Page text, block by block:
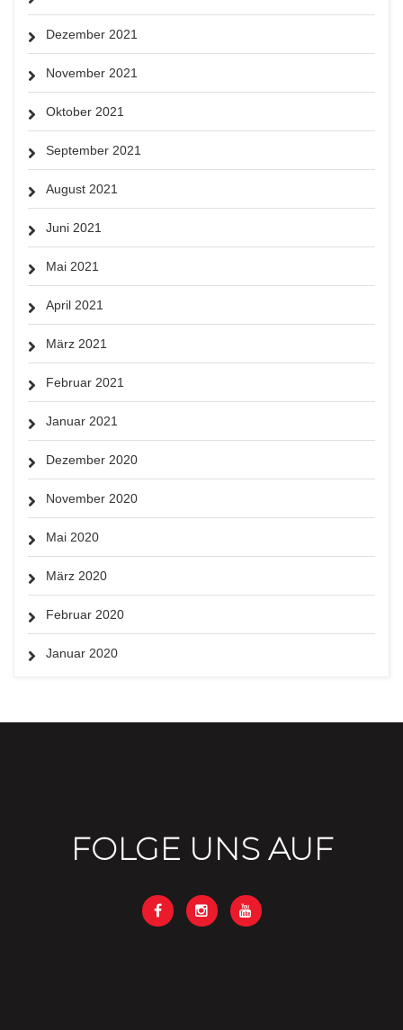
Dezember 2021
November 2021
Oktober 2021
September 2021
August 2021
Juni 2021
Mai 2021
April 2021
März 2021
Februar 2021
Januar 2021
Dezember 2020
November 2020
Mai 2020
März 2020
Februar 2020
Januar 2020
FOLGE UNS AUF